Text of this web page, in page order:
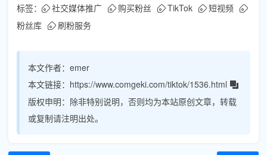
标签： 社交媒体推广 购买粉丝 TikTok
短视频
粉丝库
刷粉服务
本文作者： emer
本文链接： https://www.comgeki.com/tiktok/1536.html
版权申明： 除非特别说明，否则均为本站原创文章，转载
或复制请注明出处。